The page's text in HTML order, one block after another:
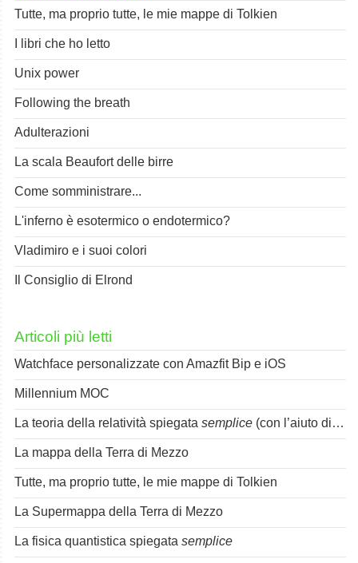
Tutte, ma proprio tutte, le mie mappe di Tolkien
I libri che ho letto
Unix power
Following the breath
Adulterazioni
La scala Beaufort delle birre
Come somministrare...
L'inferno è esotermico o endotermico?
Vladimiro e i suoi colori
Il Consiglio di Elrond
Articoli più letti
Watchface personalizzate con Amazfit Bip e iOS
Millennium MOC
La teoria della relatività spiegata semplice (con l’aiuto di Spok)
La mappa della Terra di Mezzo
Tutte, ma proprio tutte, le mie mappe di Tolkien
La Supermappa della Terra di Mezzo
La fisica quantistica spiegata semplice